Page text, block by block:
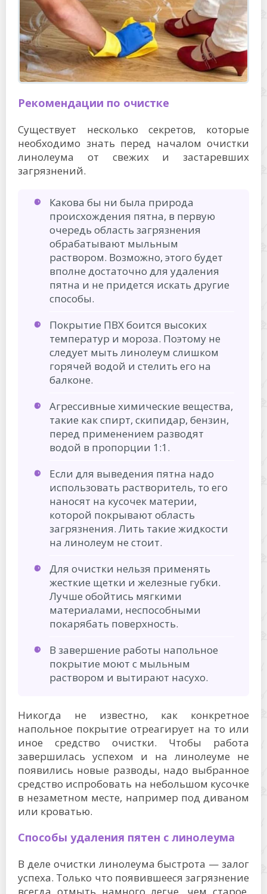
Рекомендации по очистке
Существует несколько секретов, которые
необходимо знать перед началом очистки
линолеума от свежих и застаревших
загрязнений.
Какова бы ни была природа
происхождения пятна, в первую
очередь область загрязнения
обрабатывают мыльным
раствором. Возможно, этого будет
вполне достаточно для удаления
пятна и не придется искать другие
способы.
Покрытие ПВХ боится высоких
температур и мороза. Поэтому не
следует мыть линолеум слишком
горячей водой и стелить его на
балконе.
Агрессивные химические вещества,
такие как спирт, скипидар, бензин,
перед применением разводят
водой в пропорции 1:1.
Если для выведения пятна надо
использовать растворитель, то его
наносят на кусочек материи,
которой покрывают область
загрязнения. Лить такие жидкости
на линолеум не стоит.
Для очистки нельзя применять
жесткие щетки и железные губки.
Лучше обойтись мягкими
материалами, неспособными
покарябать поверхность.
В завершение работы напольное
покрытие моют с мыльным
раствором и вытирают насухо.
Никогда не известно, как конкретное
напольное покрытие отреагирует на то или
иное средство очистки. Чтобы работа
завершилась успехом и на линолеуме не
появились новые разводы, надо выбранное
средство испробовать на небольшом кусочке
в незаметном месте, например под диваном
или кроватью.
Способы удаления пятен с линолеума
В деле очистки линолеума быстрота — залог
успеха. Только что появившееся загрязнение
всегда отмыть намного легче, чем старое,